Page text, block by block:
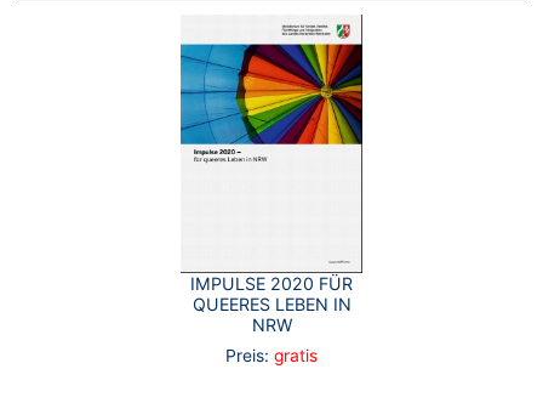
IMPULSE 2020 FÜR
QUEERES LEBEN IN
NRW
Preis: gratis